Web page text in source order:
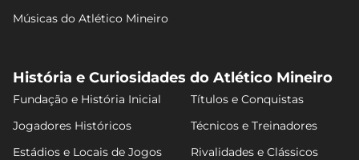
Músicas do Atlético Mineiro
História e Curiosidades do Atlético Mineiro
Fundação e História Inicial
Títulos e Conquistas
Jogadores Históricos
Técnicos e Treinadores
Estádios e Locais de Jogos
Rivalidades e Clássicos